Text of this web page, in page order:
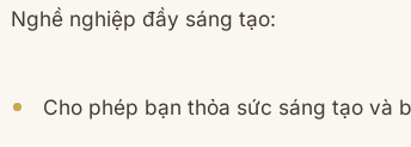
Nghề nghiệp đầy sáng tạo:
Cho phép bạn thỏa sức sáng tạo và